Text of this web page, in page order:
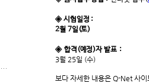
◈ 시험일정 :
2월 7일(토)
◈ 합격(예정)자 발표 :
3월 25일 (수)
보다 자세한 내용은 Q-Net 사